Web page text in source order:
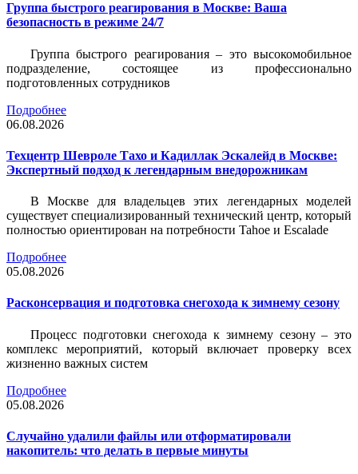
Группа быстрого реагирования в Москве: Ваша
безопасность в режиме 24/7
Группа быстрого реагирования – это высокомобильное
подразделение, состоящее из профессионально
подготовленных сотрудников
Подробнее
06.08.2026
Техцентр Шевроле Тахо и Кадиллак Эскалейд в Москве:
Экспертный подход к легендарным внедорожникам
В Москве для владельцев этих легендарных моделей
существует специализированный технический центр, который
полностью ориентирован на потребности Tahoe и Escalade
Подробнее
05.08.2026
Расконсервация и подготовка снегохода к зимнему сезону
Процесс подготовки снегохода к зимнему сезону – это
комплекс мероприятий, который включает проверку всех
жизненно важных систем
Подробнее
05.08.2026
Случайно удалили файлы или отформатировали
накопитель: что делать в первые минуты